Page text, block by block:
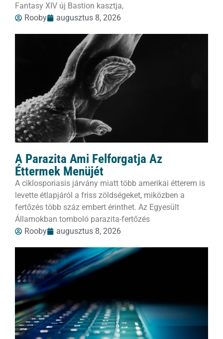
Fantasy XIV új Bastion kasztja,
Rooby
augusztus 8, 2026
A Parazita Ami Felforgatja Az
Éttermek Menüjét
A ciklosporiasis járvány miatt több amerikai étterem is
levette étlapjáról a friss zöldségeket, miközben a
fertőzés több száz embert érinthet. Az Egyesült
Államokban tomboló parazita-fertőzés
Rooby
augusztus 8, 2026